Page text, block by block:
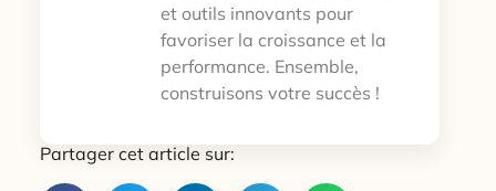
et outils innovants pour
favoriser la croissance et la
performance. Ensemble,
construisons votre succès !
Partager cet article sur: